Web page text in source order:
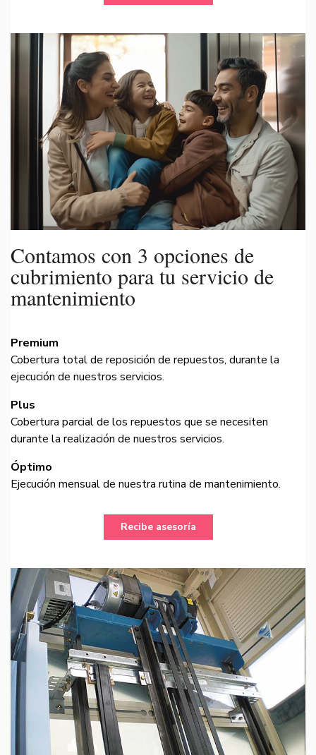
Contamos con 3 opciones de
cubrimiento para tu servicio de
mantenimiento
Premium
Cobertura total de reposición de repuestos, durante la
ejecución de nuestros servicios.
Plus
Cobertura parcial de los repuestos que se necesiten
durante la realización de nuestros servicios.
Óptimo
Ejecución mensual de nuestra rutina de mantenimiento.
Recibe asesoría